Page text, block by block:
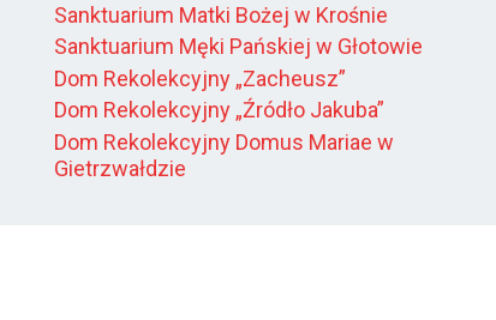
Sanktuarium Matki Bożej w Krośnie
Sanktuarium Męki Pańskiej w Głotowie
Dom Rekolekcyjny „Zacheusz”
Dom Rekolekcyjny „Źródło Jakuba”
Dom Rekolekcyjny Domus Mariae w
Gietrzwałdzie